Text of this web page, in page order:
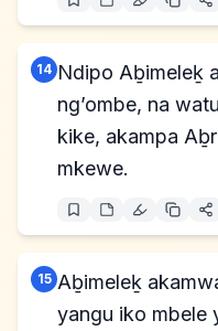
14 Ndipo Aḇimeleḵ
ng’ombe, na
kike, akampa
mkewe.
15 Aḇimeleḵ
yangu iko mbele